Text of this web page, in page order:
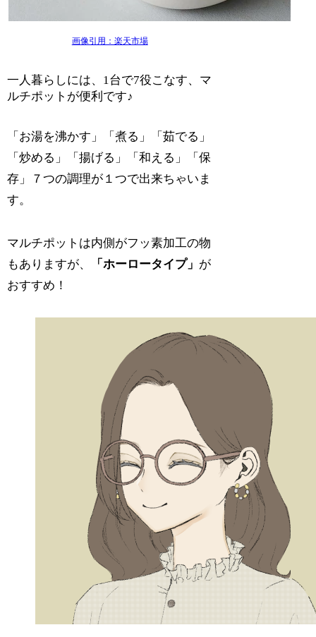
画像引用：楽天市場
一人暮らしには、1台で7役こなす、マ
ルチポットが便利です♪
「お湯を沸かす」「煮る」「茹でる」
「炒める」「揚げる」「和える」「保
存」７つの調理が１つで出来ちゃいま
す。
マルチポットは内側がフッ素加工の物
もありますが、
「ホーロータイプ」 が
おすすめ！